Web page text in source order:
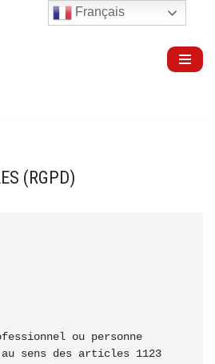
(RGPD)
ou personne
au sens des articles 1123
Français